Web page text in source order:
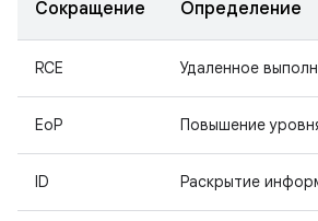
Сокращение Определение
RCE Удаленное
EoP Повышение
ID Раскрытие